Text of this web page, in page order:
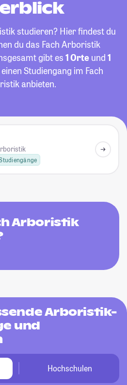
studieren? Hier findest du
du das Fach Arboristik
gibt es 1 Orteund 1
einen Studiengang im Fach
anbieten.
Arboristik
Arboristik-
und
Hochschulen